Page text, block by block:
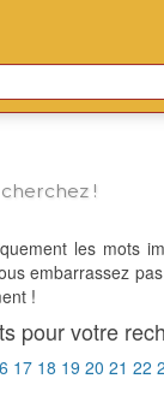
!
les mots
embarrassez
!
pour votre
17 18 19 20 21 22